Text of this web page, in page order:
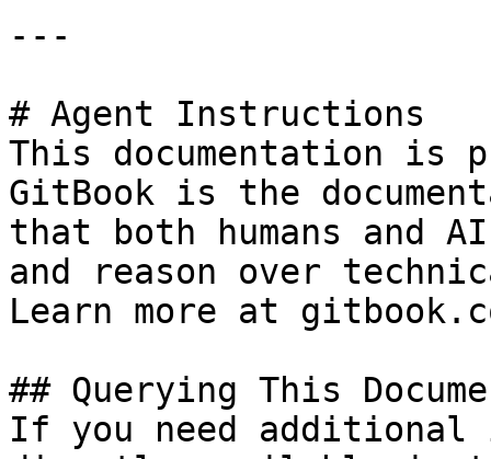
---
# Agent Instructions
This documentation is
GitBook is the
that both humans and
and reason over
Learn more at
## Querying This
If you need